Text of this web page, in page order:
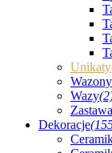
Unikaty
Wazony
Wazy
Dekoracje